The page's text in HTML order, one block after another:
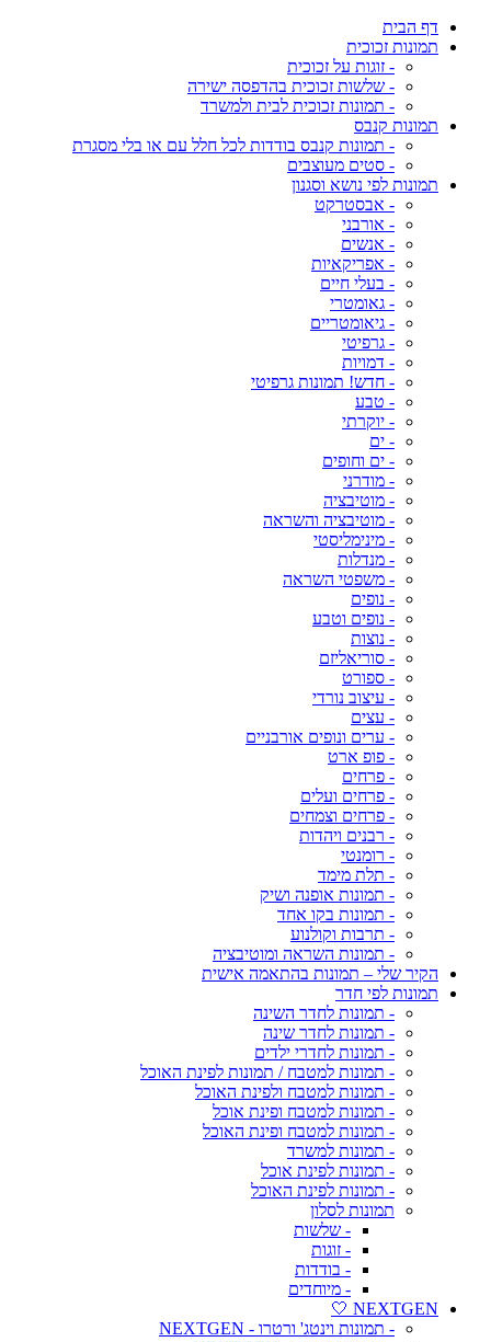
דף הבית
תמונות זכוכית
- זוגות על זכוכית
- שלשות זכוכית בהדפסה ישירה
- תמונות זכוכית לבית ולמשרד
תמונות קנבס
- תמונות קנבס בודדות לכל חלל עם או בלי מסגרת
- סטים מעוצבים
תמונות לפי נושא וסגנון
- אבסטרקט
- אורבני
- אנשים
- אפריקאיות
- בעלי חיים
- גאומטרי
- גיאומטריים
- גרפיטי
- דמויות
- חדש! תמונות גרפיטי
- טבע
- יוקרתי
- ים
- ים וחופים
- מודרני
- מוטיבציה
- מוטיבציה והשראה
- מינימליסטי
- מנדלות
- משפטי השראה
- נופים
- נופים וטבע
- נוצות
- סוריאליזם
- ספורט
- עיצוב נורדי
- עצים
- ערים ונופים אורבניים
- פופ ארט
- פרחים
- פרחים ועלים
- פרחים וצמחים
- רבנים ויהדות
- רומנטי
- תלת מימד
- תמונות אופנה ושיק
- תמונות בקו אחד
- תרבות וקולנוע
- תמונות השראה ומוטיבציה
הקיר שלי – תמונות בהתאמה אישית
תמונות לפי חדר
- תמונות לחדר השינה
- תמונות לחדר שינה
- תמונות לחדרי ילדים
- תמונות למטבח / תמונות לפינת האוכל
- תמונות למטבח ולפינת האוכל
- תמונות למטבח ופינת אוכל
- תמונות למטבח ופינת האוכל
- תמונות למשרד
- תמונות לפינת אוכל
- תמונות לפינת האוכל
תמונות לסלון
- שלשות
- זוגות
- בודדות
- מיוחדים
NEXTGEN 🤍
- תמונות וינטג' ורטרו - NEXTGEN